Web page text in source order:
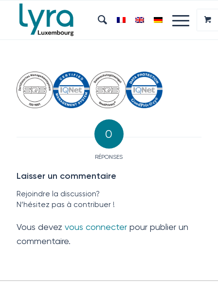
0
RÉPONSES
Laisser un commentaire
Rejoindre la discussion?
N’hésitez pas à contribuer !
Vous devez vous connecterpour publier un
commentaire.